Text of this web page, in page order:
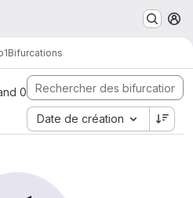
Bifurcations
0
Date de création